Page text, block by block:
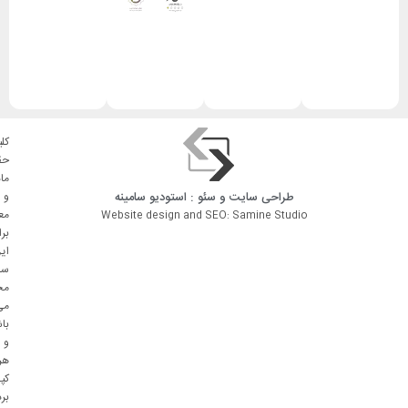
طراحی سایت و سئو : استودیو سامینه
Website design and SEO: Samine Studio
و
و